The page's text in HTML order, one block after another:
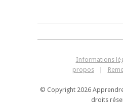
Informations
propos
© Copyright 2026
droits